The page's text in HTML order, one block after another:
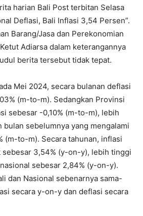
harian Bali Post terbitan Selasa
Deflasi, Bali Inflasi 3,54 Persen”.
Barang/Jasa dan Perekonomian
Adiarsa dalam keterangannya
berita tersebut tidak tepat.
Mei 2024, secara bulanan deflasi
(m-to-m). Sedangkan Provinsi
sebesar -0,10% (m-to-m), lebih
bulan sebelumnya yang mengalami
(m-to-m). Secara tahunan, inflasi
sebesar 3,54% (y-on-y), lebih tinggi
sebesar 2,84% (y-on-y).
dan Nasional sebenarnya sama-
secara y-on-y dan deflasi secara